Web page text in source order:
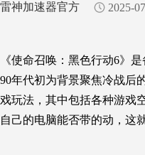
雷神加速器官方 2025-
《使命召唤：黑色行动6》 是
90年代初为背景聚焦冷战后
戏玩法，其中包括各种游戏
自己的电脑能否带的动，这